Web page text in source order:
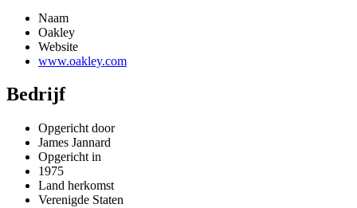
Naam
Oakley
Website
www.oakley.com
Bedrijf
Opgericht door
James Jannard
Opgericht in
1975
Land herkomst
Verenigde Staten